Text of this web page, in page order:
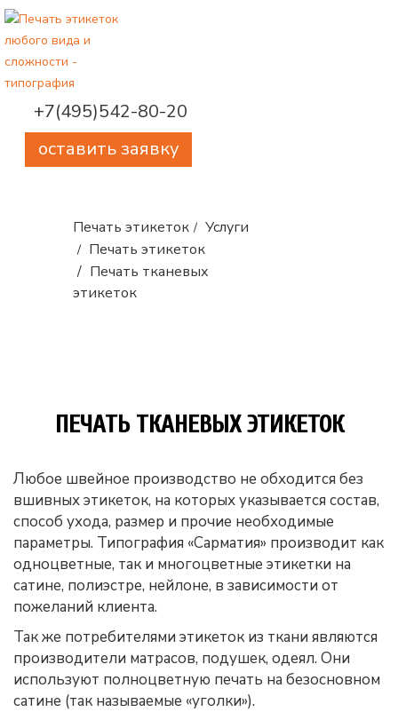
+7(495)542-80-20
оставить заявку
Печать этикеток
Услуги
Печать этикеток
Печать тканевых
этикеток
ПЕЧАТЬ ТКАНЕВЫХ ЭТИКЕТОК
Любое швейное производство не обходится без
вшивных этикеток, на которых указывается состав,
способ ухода, размер и прочие необходимые
параметры. Типография «Сарматия» производит как
одноцветные, так и многоцветные этикетки на
сатине, полиэстре, нейлоне, в зависимости от
пожеланий клиента.
Так же потребителями этикеток из ткани являются
производители матрасов, подушек, одеял. Они
используют полноцветную печать на безосновном
сатине (так называемые «уголки»).